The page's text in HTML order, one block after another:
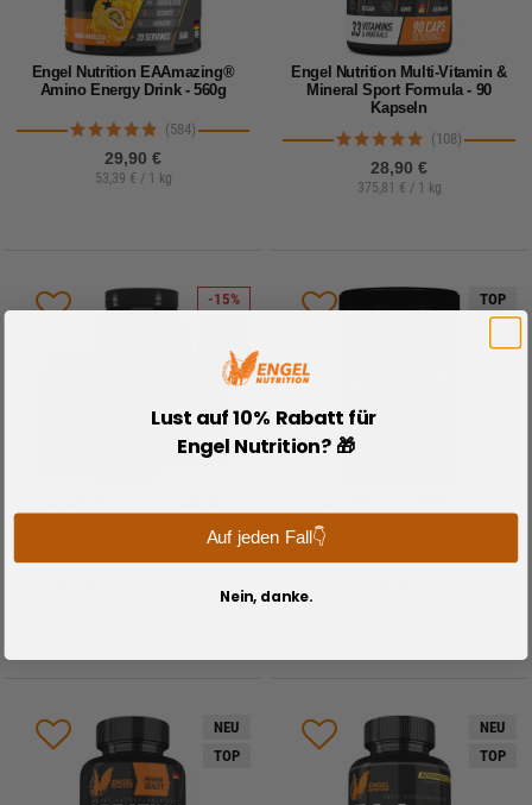
Engel Nutrition EAAmazing®
Amino Energy Drink - 560g
(584)
29,90 €
53,39 € / 1 kg
Engel Nutrition Multi-Vitamin &
Mineral Sport Formula - 90
Kapseln
(108)
28,90 €
375,81 € / 1 kg
-15%
SALE
Workout Stack
TOP
Creatine Caps - 400 Kapseln
NEU
TOP
NEU
TOP
Lust auf 10% Rabatt für
Engel Nutrition? 🎁
Auf jeden Fall👇
Nein, danke.